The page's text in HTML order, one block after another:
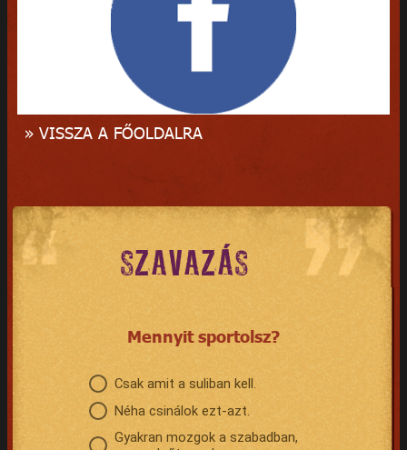
» VISSZA A FŐOLDALRA
SZAVAZÁS
Mennyit sportolsz?
Csak amit a suliban kell.
Néha csinálok ezt-azt.
Gyakran mozgok a szabadban,